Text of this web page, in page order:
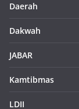
Daerah
Dakwah
JABAR
Kamtibmas
LDII